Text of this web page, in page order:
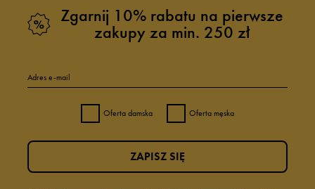
Zgarnij 10% rabatu na pierwsze
zakupy za min. 250 zł
Adres e-mail
Oferta damska Oferta męska
ZAPISZ SIĘ